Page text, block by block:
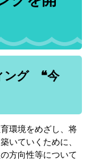
ング ❝今
環境をめざし、将
いていくために、
方向性等について